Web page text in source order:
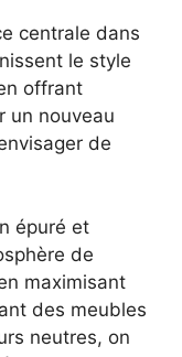
centrale dans
le style
offrant
un nouveau
de
épuré et
de
maximisant
des meubles
neutres, on